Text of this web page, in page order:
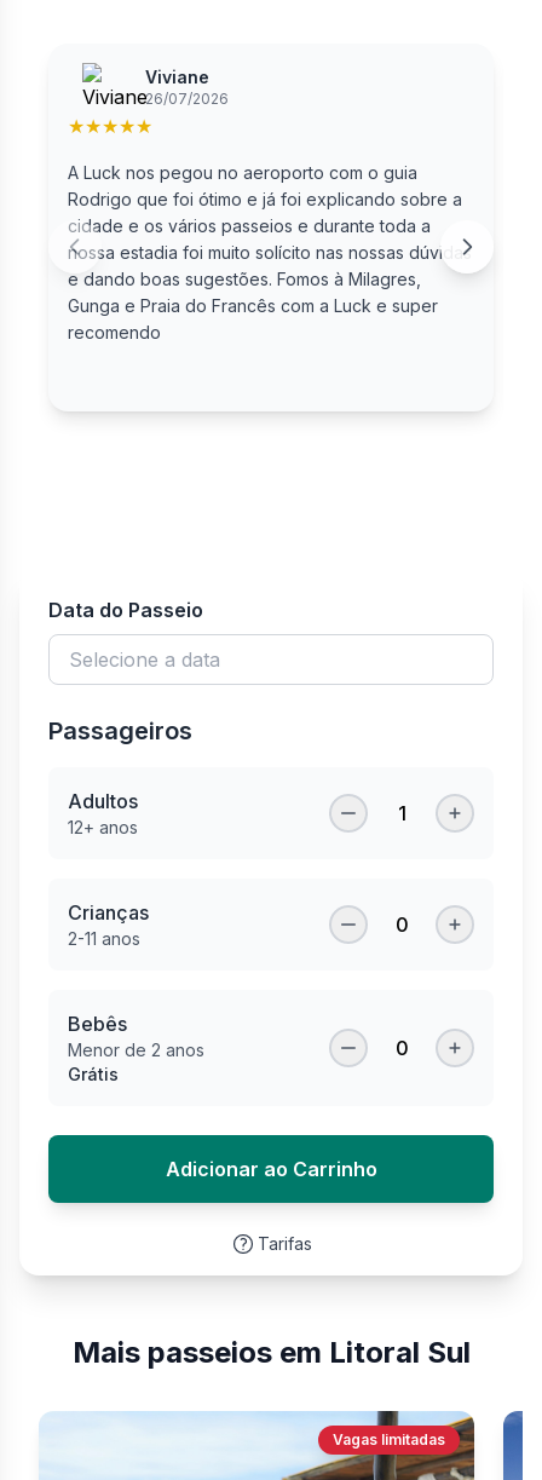
Viviane
26/07/2026
★★★★★
A Luck nos pegou no aeroporto com o guia
Rodrigo que foi ótimo e já foi explicando sobre a
cidade e os vários passeios e durante toda a
nossa estadia foi muito solícito nas nossas dúvidas
e dando boas sugestões. Fomos à Milagres,
Gunga e Praia do Francês com a Luck e super
recomendo
Data do Passeio
Passageiros
Adultos
12+ anos
1
Crianças
2-11 anos
0
Bebês
Menor de 2 anos
Grátis
0
Adicionar ao Carrinho
Tarifas
Mais passeios em Litoral Sul
Vagas limitadas